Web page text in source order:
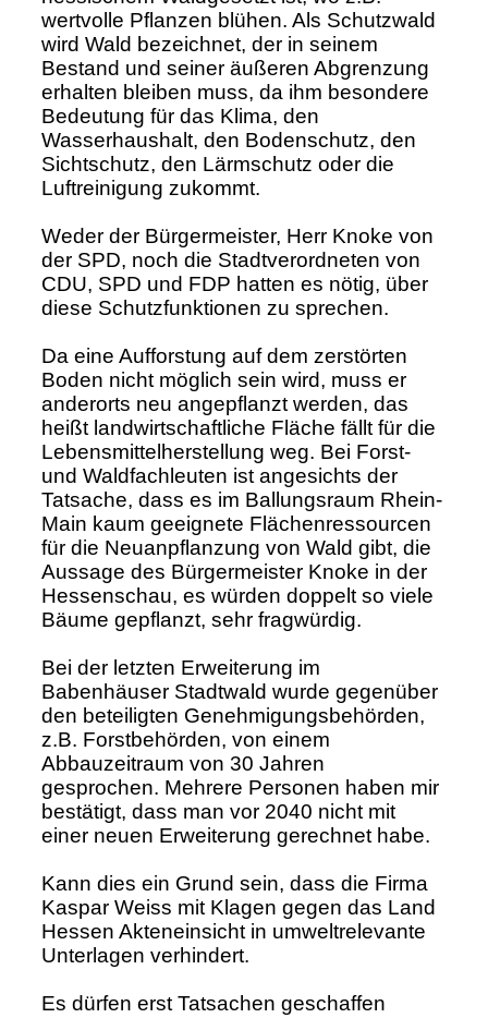
wertvolle Pflanzen blühen. Als Schutzwald
wird Wald bezeichnet, der in seinem
Bestand und seiner äußeren Abgrenzung
erhalten bleiben muss, da ihm besondere
Bedeutung für das Klima, den
Wasserhaushalt, den Bodenschutz, den
Sichtschutz, den Lärmschutz oder die
Luftreinigung zukommt.
Weder der Bürgermeister, Herr Knoke von
der SPD, noch die Stadtverordneten von
CDU, SPD und FDP hatten es nötig, über
diese Schutzfunktionen zu sprechen.
Da eine Aufforstung auf dem zerstörten
Boden nicht möglich sein wird, muss er
anderorts neu angepflanzt werden, das
heißt landwirtschaftliche Fläche fällt für die
Lebensmittelherstellung weg. Bei Forst-
und Waldfachleuten ist angesichts der
Tatsache, dass es im Ballungsraum Rhein-
Main kaum geeignete Flächenressourcen
für die Neuanpflanzung von Wald gibt, die
Aussage des Bürgermeister Knoke in der
Hessenschau, es würden doppelt so viele
Bäume gepflanzt, sehr fragwürdig.
Bei der letzten Erweiterung im
Babenhäuser Stadtwald wurde gegenüber
den beteiligten Genehmigungsbehörden,
z.B. Forstbehörden, von einem
Abbauzeitraum von 30 Jahren
gesprochen. Mehrere Personen haben mir
bestätigt, dass man vor 2040 nicht mit
einer neuen Erweiterung gerechnet habe.
Kann dies ein Grund sein, dass die Firma
Kaspar Weiss mit Klagen gegen das Land
Hessen Akteneinsicht in umweltrelevante
Unterlagen verhindert.
Es dürfen erst Tatsachen geschaffen